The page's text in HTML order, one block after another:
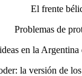
El frente
Problemas de
en la
la versión de